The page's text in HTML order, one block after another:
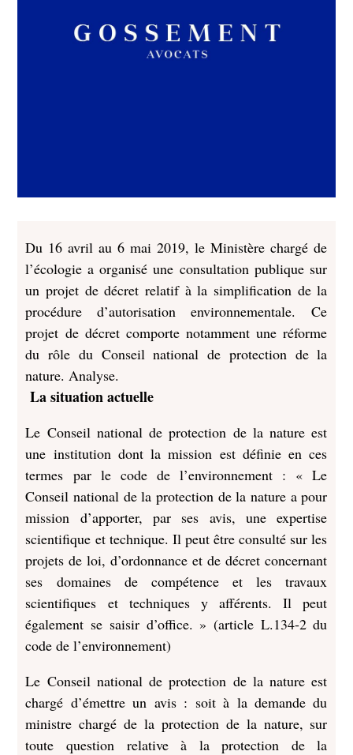
Du 16 avril au 6 mai 2019, le Ministère chargé de
l’écologie a organiséune consultation publique sur
un projet de décret relatif à la simplification de la
procédure d’autorisation environnementale. Ce
projet de décret comporte notamment une réforme
du rôle du Conseil national de protection de la
nature. Analyse.
La situation actuelle
Le Conseil national de protection de la nature est
une institution dont la mission est définie en ces
termes par le code de l’environnement : « Le
Conseil national de la protection de la nature a pour
mission d’apporter, par ses avis, une expertise
scientifique et technique. Il peut être consulté sur les
projets de loi, d’ordonnance et de décret concernant
ses domaines de compétence et les travaux
scientifiques et techniques y afférents. Il peut
également se saisir d’office. » (article L.134-2 du
code de l’environnement)
Le Conseil national de protection de la nature est
chargé d’émettre un avis : soit à la demande du
ministre chargé de la protection de la nature, sur
toute question relative à la protection de la